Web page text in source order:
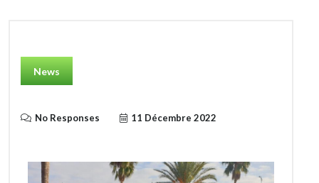
News
No Responses 11 Décembre 2022